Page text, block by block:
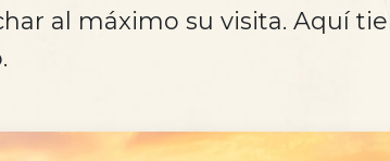
al máximo su visita. Aquí